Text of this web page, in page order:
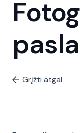
Grįžti atgal